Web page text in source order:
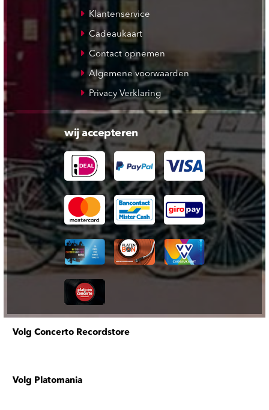
Klantenservice
Cadeaukaart
Contact opnemen
Algemene voorwaarden
Privacy Verklaring
wij accepteren
Volg Concerto Recordstore
Volg Platomania